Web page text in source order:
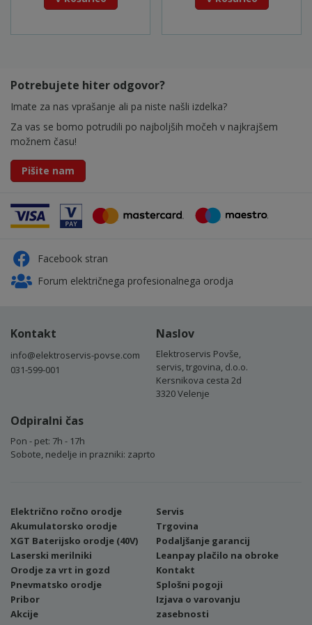
Potrebujete hiter odgovor?
Imate za nas vprašanje ali pa niste našli izdelka?
Za vas se bomo potrudili po najboljših močeh v najkrajšem
možnem času!
Pišite nam
Facebook stran
Forum električnega profesionalnega orodja
Kontakt
info@elektroservis-povse.com
031-599-001
Naslov
Elektroservis Povše,
servis, trgovina, d.o.o.
Kersnikova cesta 2d
3320 Velenje
Odpiralni čas
Pon - pet: 7h - 17h
Sobote, nedelje in prazniki: zaprto
Električno ročno orodje
Akumulatorsko orodje
XGT Baterijsko orodje (40V)
Laserski merilniki
Orodje za vrt in gozd
Pnevmatsko orodje
Pribor
Akcije
Servis
Trgovina
Podaljšanje garancij
Leanpay plačilo na obroke
Kontakt
Splošni pogoji
Izjava o varovanju
zasebnosti